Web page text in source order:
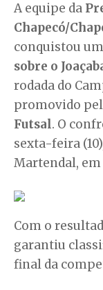
A equipe da
Chapecó/
conquistou
sobre o
rodada do
promovido
Futsal. O
sexta-feira
Martendal, em
Com o
garantiu
final da